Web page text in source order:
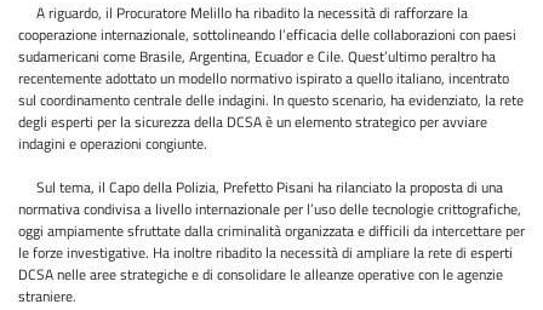
A riguardo, il Procuratore Melillo ha ribadito la necessità di rafforzare la
cooperazione internazionale, sottolineando l’efficacia delle collaborazioni con paesi
sudamericani come Brasile, Argentina, Ecuador e Cile. Quest’ultimo peraltro ha
recentemente adottato un modello normativo ispirato a quello italiano, incentrato
sul coordinamento centrale delle indagini. In questo scenario, ha evidenziato, la rete
degli esperti per la sicurezza della DCSA è un elemento strategico per avviare
indagini e operazioni congiunte.
Sul tema, il Capo della Polizia, Prefetto Pisani ha rilanciato la proposta di una
normativa condivisa a livello internazionale per l’uso delle tecnologie crittografiche,
oggi ampiamente sfruttate dalla criminalità organizzata e difficili da intercettare per
le forze investigative. Ha inoltre ribadito la necessità di ampliare la rete di esperti
DCSA nelle aree strategiche e di consolidare le alleanze operative con le agenzie
straniere.